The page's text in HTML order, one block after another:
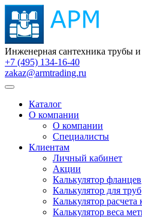
Инженерная сантехника трубы и
+7 (495) 134-16-40
zakaz@armtrading.ru
Каталог
О компании
О компании
Специалисты
Клиентам
Личный кабинет
Акции
Калькулятор фланцев
Калькулятор для труб
Калькулятор расчета
Калькулятор веса